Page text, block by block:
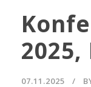
07.11.2025